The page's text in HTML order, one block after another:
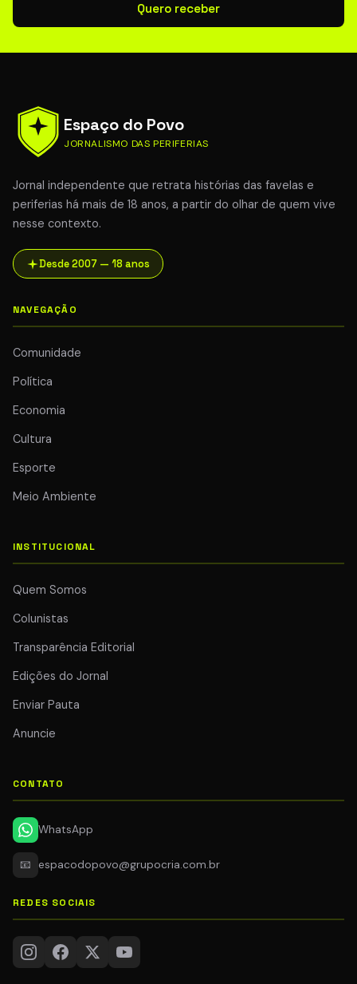
Quero receber
Espaço do Povo
JORNALISMO DAS PERIFERIAS
Jornal independente que retrata histórias das favelas e
periferias há mais de 18 anos, a partir do olhar de quem vive
nesse contexto.
Desde 2007 — 18 anos
NAVEGAÇÃO
Comunidade
Política
Economia
Cultura
Esporte
Meio Ambiente
INSTITUCIONAL
Quem Somos
Colunistas
Transparência Editorial
Edições do Jornal
Enviar Pauta
Anuncie
CONTATO
WhatsApp
📧 espacodopovo@grupocria.com.br
REDES SOCIAIS